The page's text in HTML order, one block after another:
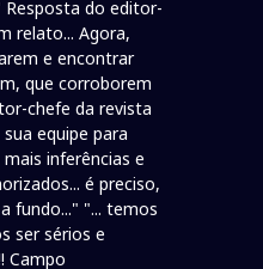
do editor-
relato... Agora,
e encontrar
que corroborem
chefe da revista
equipe para
inferências e
é preciso,
fundo..." "... temos
ser sérios e
Campo